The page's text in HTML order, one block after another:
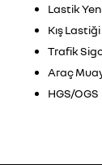
Lastik
Kış
Trafik
Araç
HGS/OGS